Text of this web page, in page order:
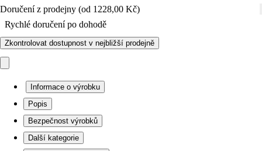
Doručení z prodejny (od 1228,00 Kč)
Rychlé doručení po dohodě
Zkontrolovat dostupnost v nejbližší prodejně
Informace o výrobku
Popis
Bezpečnost výrobků
Další kategorie